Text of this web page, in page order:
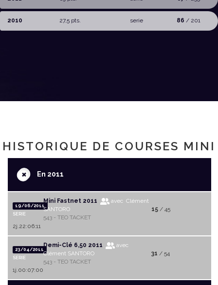
2010 27,5 pts. serie 86 / 201
HISTORIQUE DE COURSES MINI
+En 2011
19/06/2011
SERIE
Mini Fastnet 2011
avec Clément
SANTORO
543 - TEO TACKET
15/ 45
2j.22:06:11
23/04/2011
SERIE
Demi-Clé 6,50 2011
avec
Clément SANTORO
543 - TEO TACKET
31 / 54
1j.00:07:00